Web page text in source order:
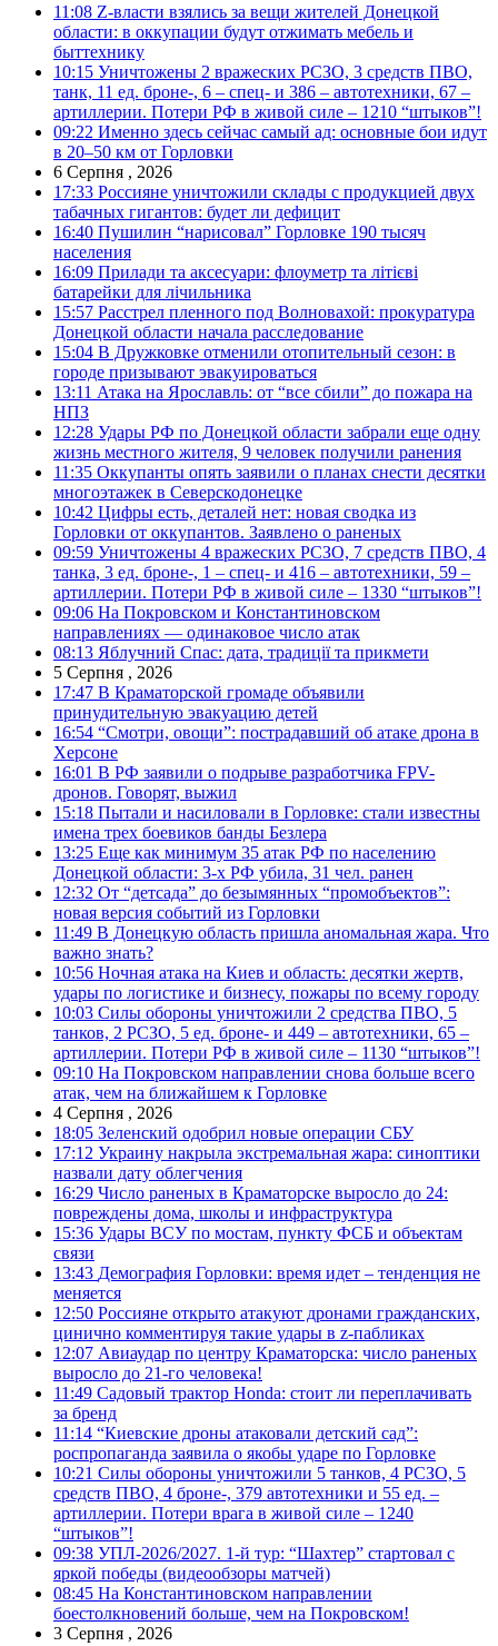
11:08 Z-власти взялись за вещи жителей Донецкой
области: в оккупации будут отжимать мебель и
быттехнику
10:15 Уничтожены 2 вражеских РСЗО, 3 средств ПВО,
танк, 11 ед. броне-, 6 – спец- и 386 – автотехники, 67 –
артиллерии. Потери РФ в живой силе – 1210 “штыков”!
09:22 Именно здесь сейчас самый ад: основные бои идут
в 20–50 км от Горловки
6 Серпня , 2026
17:33 Россияне уничтожили склады с продукцией двух
табачных гигантов: будет ли дефицит
16:40 Пушилин “нарисовал” Горловке 190 тысяч
населения
16:09 Прилади та аксесуари: флоуметр та літієві
батарейки для лічильника
15:57 Расстрел пленного под Волновахой: прокуратура
Донецкой области начала расследование
15:04 В Дружковке отменили отопительный сезон: в
городе призывают эвакуироваться
13:11 Атака на Ярославль: от “все сбили” до пожара на
НПЗ
12:28 Удары РФ по Донецкой области забрали еще одну
жизнь местного жителя, 9 человек получили ранения
11:35 Оккупанты опять заявили о планах снести десятки
многоэтажек в Северскодонецке
10:42 Цифры есть, деталей нет: новая сводка из
Горловки от оккупантов. Заявлено о раненых
09:59 Уничтожены 4 вражеских РСЗО, 7 средств ПВО, 4
танка, 3 ед. броне-, 1 – спец- и 416 – автотехники, 59 –
артиллерии. Потери РФ в живой силе – 1330 “штыков”!
09:06 На Покровском и Константиновском
направлениях — одинаковое число атак
08:13 Яблучний Спас: дата, традиції та прикмети
5 Серпня , 2026
17:47 В Краматорской громаде объявили
принудительную эвакуацию детей
16:54 “Смотри, овощи”: пострадавший об атаке дрона в
Херсоне
16:01 В РФ заявили о подрыве разработчика FPV-
дронов. Говорят, выжил
15:18 Пытали и насиловали в Горловке: стали известны
имена трех боевиков банды Безлера
13:25 Еще как минимум 35 атак РФ по населению
Донецкой области: 3-х РФ убила, 31 чел. ранен
12:32 От “детсада” до безымянных “промобъектов”:
новая версия событий из Горловки
11:49 В Донецкую область пришла аномальная жара. Что
важно знать?
10:56 Ночная атака на Киев и область: десятки жертв,
удары по логистике и бизнесу, пожары по всему городу
10:03 Силы обороны уничтожили 2 средства ПВО, 5
танков, 2 РСЗО, 5 ед. броне- и 449 – автотехники, 65 –
артиллерии. Потери РФ в живой силе – 1130 “штыков”!
09:10 На Покровском направлении снова больше всего
атак, чем на ближайшем к Горловке
4 Серпня , 2026
18:05 Зеленский одобрил новые операции СБУ
17:12 Украину накрыла экстремальная жара: синоптики
назвали дату облегчения
16:29 Число раненых в Краматорске выросло до 24:
повреждены дома, школы и инфраструктура
15:36 Удары ВСУ по мостам, пункту ФСБ и объектам
связи
13:43 Демография Горловки: время идет – тенденция не
меняется
12:50 Россияне открыто атакуют дронами гражданских,
цинично комментируя такие удары в z-пабликах
12:07 Авиаудар по центру Краматорска: число раненых
выросло до 21-го человека!
11:49 Садовый трактор Honda: стоит ли переплачивать
за бренд
11:14 “Киевские дроны атаковали детский сад”:
роспропаганда заявила о якобы ударе по Горловке
10:21 Силы обороны уничтожили 5 танков, 4 РСЗО, 5
средств ПВО, 4 броне-, 379 автотехники и 55 ед. –
артиллерии. Потери врага в живой силе – 1240
“штыков”!
09:38 УПЛ-2026/2027. 1-й тур: “Шахтер” стартовал с
яркой победы (видеообзоры матчей)
08:45 На Константиновском направлении
боестолкновений больше, чем на Покровском!
3 Серпня , 2026